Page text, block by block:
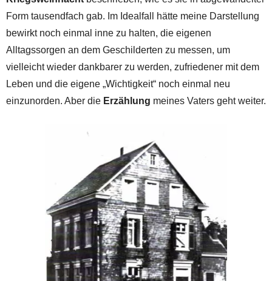
Form tausendfach gab. Im Idealfall hätte meine Darstellung
bewirkt noch einmal inne zu halten, die eigenen
Alltagssorgen an dem Geschilderten zu messen, um
vielleicht wieder dankbarer zu werden, zufriedener mit dem
Leben und die eigene „Wichtigkeit“ noch einmal neu
einzunorden. Aber die Erzählung meines Vaters geht weiter.